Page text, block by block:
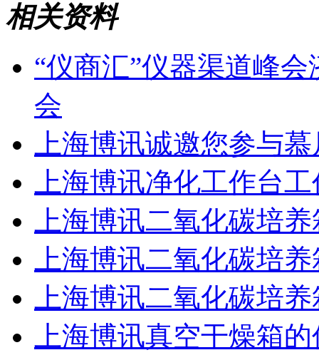
相关资料
“仪商汇”仪器渠道峰
会
上海博讯诚邀您参与
上海博讯净化工作台
上海博讯二氧化碳培
上海博讯二氧化碳培
上海博讯二氧化碳培
上海博讯真空干燥箱